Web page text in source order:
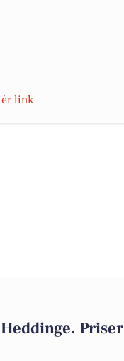
link
Priser